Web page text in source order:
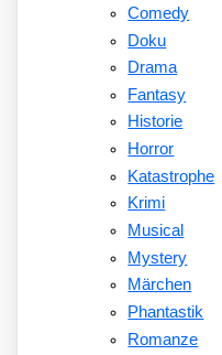
Comedy
Doku
Drama
Fantasy
Historie
Horror
Katastrophe
Krimi
Musical
Mystery
Märchen
Phantastik
Romanze